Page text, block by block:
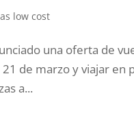
low cost
una oferta de
de marzo y viajar en
a...